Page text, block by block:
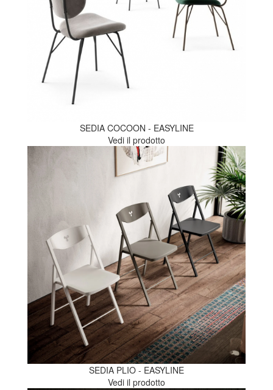
SEDIA COCOON - EASYLINE
Vedi il prodotto
SEDIA PLIO - EASYLINE
Vedi il prodotto